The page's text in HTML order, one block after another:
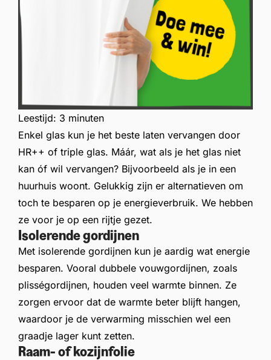
Leestijd: 3 minuten
Enkel glas kun je het beste laten vervangen door
HR++ of triple glas. Máár, wat als je het glas niet
kan óf wil vervangen? Bijvoorbeeld als je in een
huurhuis woont. Gelukkig zijn er alternatieven om
toch te besparen op je energieverbruik. We hebben
ze voor je op een rijtje gezet.
Isolerende gordijnen
Met isolerende gordijnen kun je aardig wat energie
besparen. Vooral dubbele vouwgordijnen, zoals
plisségordijnen, houden veel warmte binnen. Ze
zorgen ervoor dat de warmte beter blijft hangen,
waardoor je de verwarming misschien wel een
graadje lager kunt zetten.
Raam- of kozijnfolie